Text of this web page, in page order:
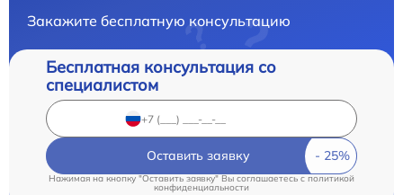
Закажите бесплатную консультацию
Бесплатная консультация со
специалистом
Оставить заявку
Нажимая на кнопку "Оставить заявку" Вы соглашаетесь c политикой
конфиденциальности